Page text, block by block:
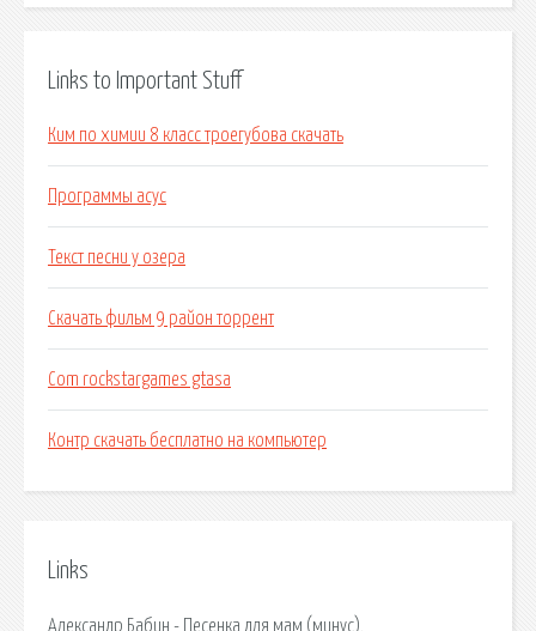
Links to Important Stuff
Ким по химии 8 класс троегубова скачать
Программы асус
Текст песни у озера
Скачать фильм 9 район торрент
Com rockstargames gtasa
Контр скачать бесплатно на компьютер
Links
Александр Бабин - Песенка для мам (минус).